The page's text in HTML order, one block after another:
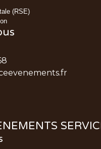
(RSE)